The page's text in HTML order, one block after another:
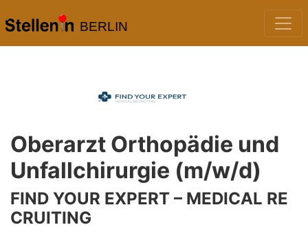
BERLIN
Oberarzt Orthopädie und
Unfallchirurgie (m/w/d)
FIND YOUR EXPERT – MEDICAL RE
CRUITING